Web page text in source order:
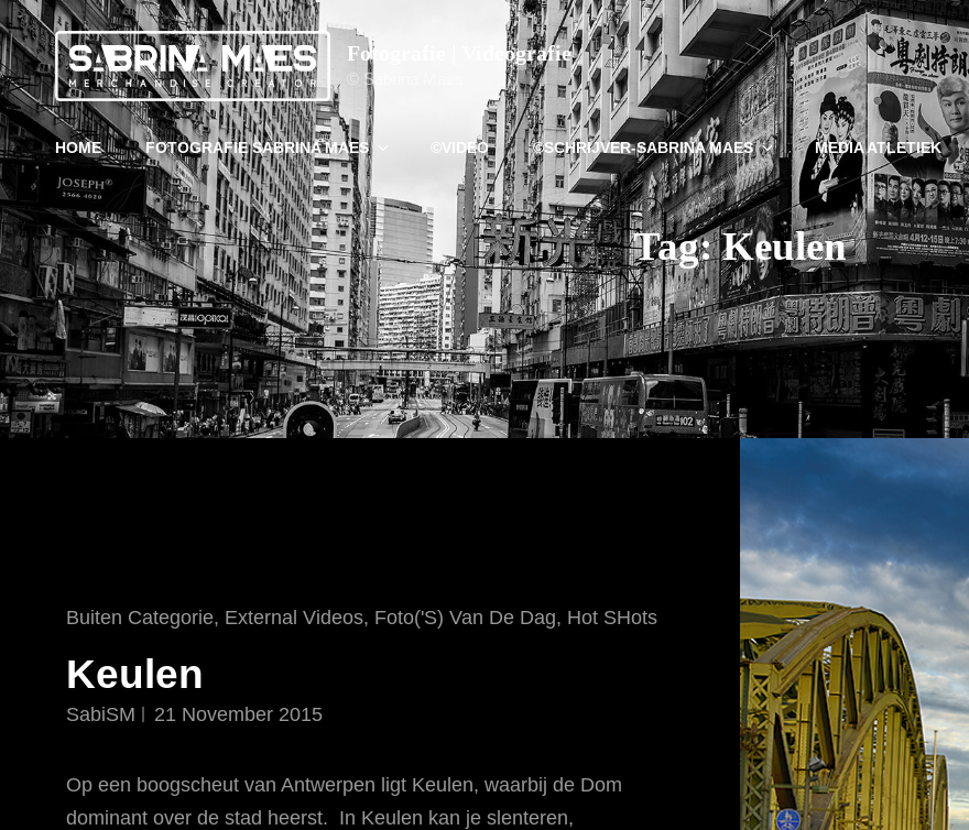
Fotografie | Videografie
© Sabrina Maes
HOME FOTOGRAFIE SABRINA MAES ©VIDEO ©SCHRIJVER-SABRINA MAES MEDIA ATLETIEK
Tag:Keulen
Cat
Buiten Categorie, External Videos, Foto('s) Van De Dag, Hot SHots
Keulen
SabiSM 21 November 2015
Op een boogscheut van Antwerpen ligt Keulen, waarbij de Dom
dominant over de stad heerst. In Keulen kan je slenteren,